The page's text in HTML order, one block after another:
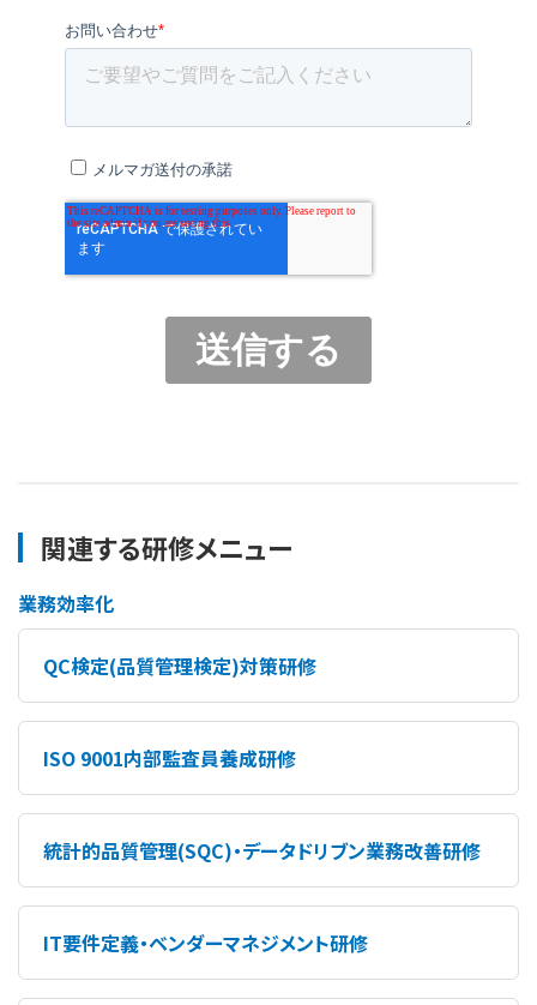
関連する研修メニュー
業務効率化
QC検定(品質管理検定)対策研修
ISO 9001内部監査員養成研修
統計的品質管理(SQC)・データドリブン業務改善研修
IT要件定義・ベンダーマネジメント研修